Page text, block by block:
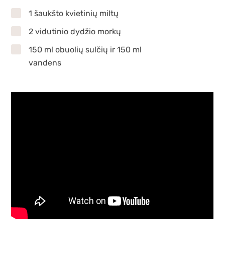
1 šaukšto kvietinių miltų
2 vidutinio dydžio morkų
150 ml obuolių sulčių ir 150 ml
vandens